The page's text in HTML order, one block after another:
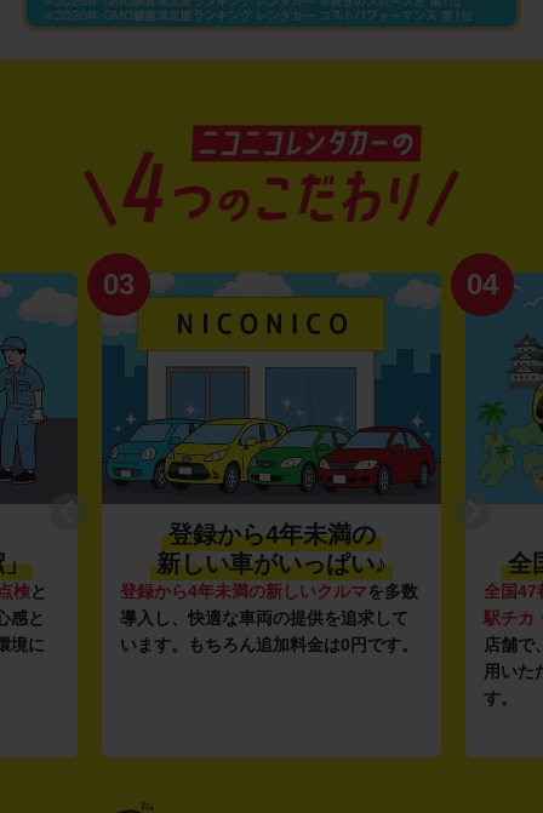
」
検と
感と
境に
03
登録から4年未満の
新しい車がいっぱい♪
登録から4年未満の新しいクルマを多数
導入し、快適な車両の提供を追求して
います。もちろん追加料金は0円です。
04
全
全国47
駅チカ
店舗で
用いた
す。